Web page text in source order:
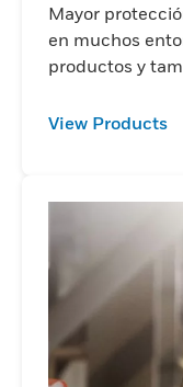
Mayor
en muchos
productos y
View Products